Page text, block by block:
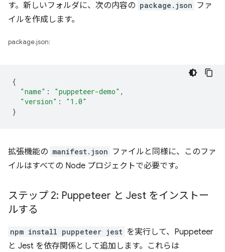
す。新しいフォルダに、次の内容の package.json ファ
イルを作成します。
package.json:
{
"name" : "puppeteer-demo" ,
"version" :
"1.0"
}
拡張機能の manifest.json ファイルと同様に、このファ
イルはすべての Node プロジェクトで必要です。
ステップ 2: Puppeteer と Jest をインストー
ルする
npm install puppeteer jest を実行して、Puppeteer
と Jest を依存関係として追加します。これらは